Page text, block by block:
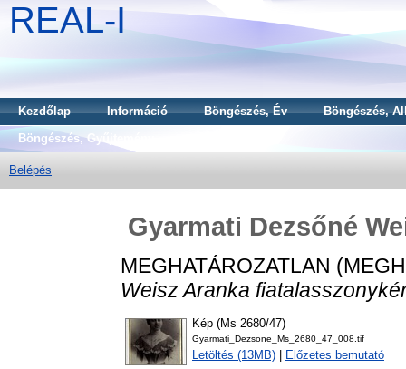
REAL-I
Kezdőlap Információ Böngészés, Év
Böngészés,
Böngészés, Gyűjtemény
Belépés
Gyarmati Dezsőné
MEGHATÁROZATLAN
Weisz Aranka
Kép (Ms 2680/47)
Gyarmati_Dezsone_Ms_2680_47_008.tif
Letöltés (13MB) Előzetes bemutató